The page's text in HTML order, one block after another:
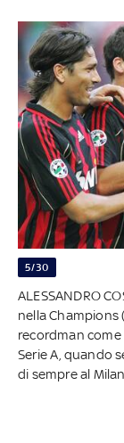
5/30
ALESSANDRO
nella
recordman
Serie A, quando
di sempre al